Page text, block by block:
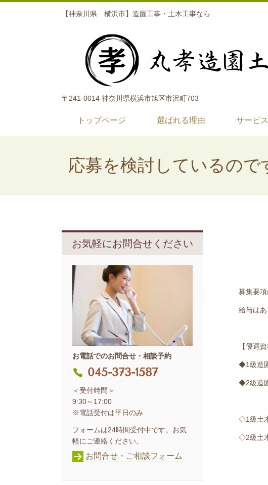
【神奈川県 横浜市】造園工事・土木工事なら
〒241-0014 神奈川県横浜市旭区市沢町703
トップページ 選ばれる理由 サービ
応募を検討しているの
募集要
給与は
【優遇資
◆1級造
◆2級造
◇1級土
◇2級土
お気軽にお問合せください
お電話でのお問合せ・相談予約
045-373-1587
＜受付時間＞
9:30～17:00
※電話受付は平日のみ
フォームは24時間受付中です。お気
軽にご連絡ください。
お問合せ・ご相談フォーム